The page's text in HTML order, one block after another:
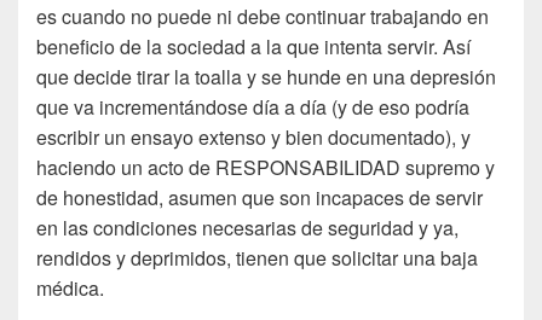
es cuando no puede ni debe continuar trabajando en
beneficio de la sociedad a la que intenta servir. Así
que decide tirar la toalla y se hunde en una depresión
que va incrementándose día a día (y de eso podría
escribir un ensayo extenso y bien documentado), y
haciendo un acto de RESPONSABILIDAD supremo y
de honestidad, asumen que son incapaces de servir
en las condiciones necesarias de seguridad y ya,
rendidos y deprimidos, tienen que solicitar una baja
médica.